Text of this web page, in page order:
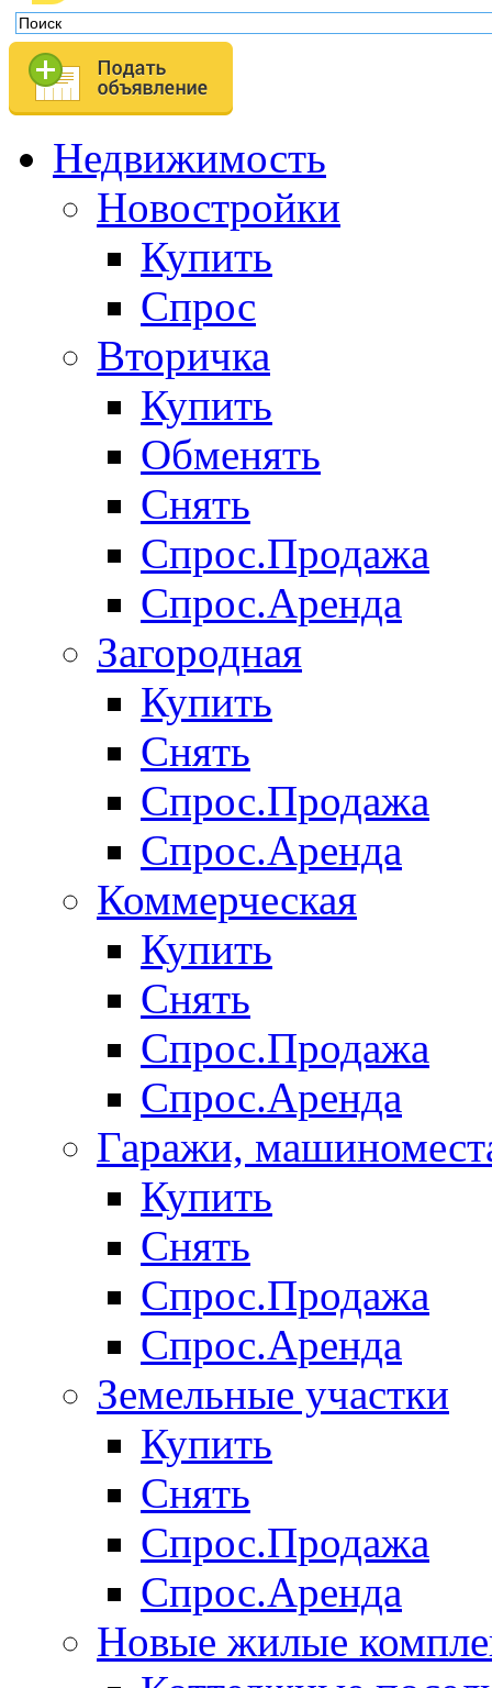
Недвижимость
Новостройки
Купить
Спрос
Вторичка
Купить
Обменять
Снять
Спрос.Продажа
Спрос.Аренда
Загородная
Купить
Снять
Спрос.Продажа
Спрос.Аренда
Коммерческая
Купить
Снять
Спрос.Продажа
Спрос.Аренда
Гаражи,
Купить
Снять
Спрос.Продажа
Спрос.Аренда
Земельные участки
Купить
Снять
Спрос.Продажа
Спрос.Аренда
Новые жилые